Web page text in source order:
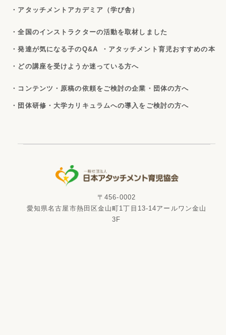
・アタッチメントアカデミア（学び舎）
・全国のインストラクターの活動を取材しました
・発達が気になる子のQ&A ・アタッチメント育児おすすめの本
・どの講座を受けようか迷っている方へ
・コンテンツ・原稿の依頼をご検討の企業・団体の方へ
・団体研修・大学カリキュラムへの導入をご検討の方へ
〒456-0002
愛知県名古屋市熱田区金山町1丁目13-14アールワン金山
3F